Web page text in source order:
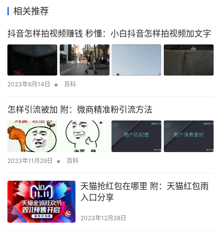
相关推荐
抖音怎样拍视频赚钱 秒懂：小白抖音怎样拍视频加文字
2023年6月14日 • 百科
怎样引流被加 附：微商精准粉引流方法
2023年11月29日 • 百科
天猫抢红包在哪里 附：天猫红包雨
入口分享
2023年12月28日